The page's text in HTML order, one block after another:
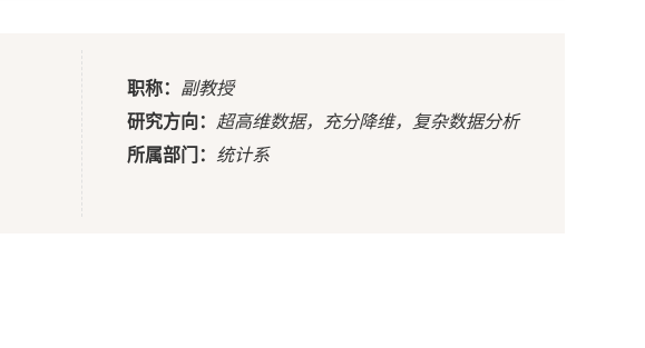
职称： 副教授
研究方向： 超高维数据，充分降维，复杂数据分析
所属部门： 统计系